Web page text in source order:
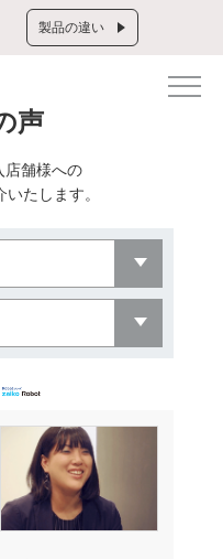
製品の違い
声
店舗様への
たします。